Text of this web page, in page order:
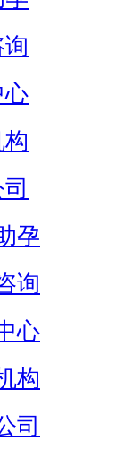
心
孕
询
心
构
司